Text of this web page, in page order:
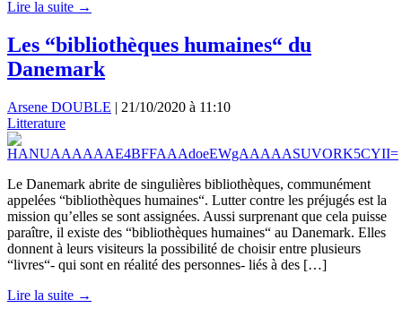
Lire la suite →
Les “bibliothèques humaines“ du
Danemark
Arsene DOUBLE | 21/10/2020 à 11:10
Litterature
Le Danemark abrite de singulières bibliothèques, communément
appelées “bibliothèques humaines“. Lutter contre les préjugés est la
mission qu’elles se sont assignées. Aussi surprenant que cela puisse
paraître, il existe des “bibliothèques humaines“ au Danemark. Elles
donnent à leurs visiteurs la possibilité de choisir entre plusieurs
“livres“- qui sont en réalité des personnes- liés à des […]
Lire la suite →